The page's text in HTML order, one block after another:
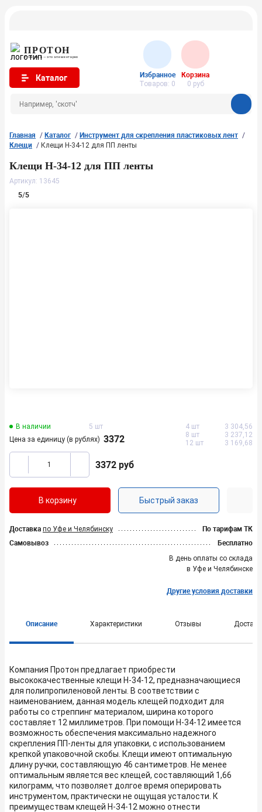
ПРОТОН
Упаковка — это элементарно
Каталог
Избранное
Товаров: 0
Корзина
0 руб
Главная Каталог
Инструмент для скрепления пластиковых лент
Клещи
Клещи Н-34-12 для ПП ленты
Клещи Н-34-12 для ПП ленты
Артикул: 13645
5/5
В наличии
5 шт
Цена за единицу (в рублях) 3372
3372 руб
4 шт
3 304,56
8 шт
3 237,12
12 шт
3 169,68
В корзину Быстрый заказ
Доставка по Уфе и Челябинску
По тарифам ТК
Самовывоз
Бесплатно
В день оплаты со склада
в Уфе и Челябинске
Другие условия доставки
Описание Характеристики Отзывы
Компания Протон предлагает приобрести
высококачественные клещи Н-34-12, предназначающиеся
для полипропиленовой ленты. В соответствии с
наименованием, данная модель клещей подходит для
работы со стреппинг материалом, ширина которого
составляет 12 миллиметров. При помощи Н-34-12 имеется
возможность обеспечения максимально надежного
скрепления ПП-ленты для упаковки, с использованием
крепкой упаковочной скобы. Клещи имеют оптимальную
длину ручки, составляющую 46 сантиметров. Не менее
оптимальным является вес клещей, составляющий 1,66
килограмм, что позволяет долгое время оперировать
инструментом, практически не ощущая усталости. К
преимуществам клещей Н-34-12 можно отнести